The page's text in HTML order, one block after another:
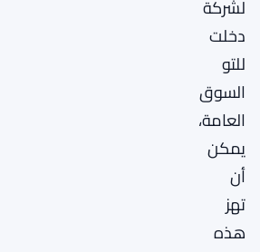
لشركة
دخلت
للتو
السوق
العامة،
يمكن
أن
تهز
هذه